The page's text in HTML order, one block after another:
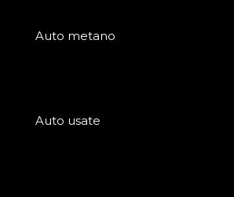
Auto metano
Auto usate